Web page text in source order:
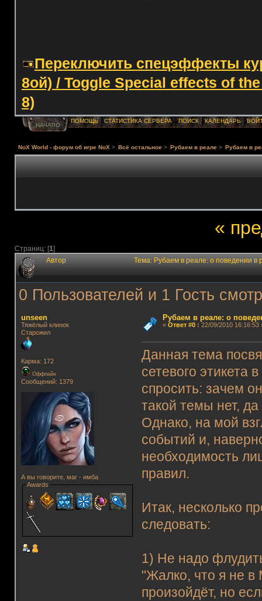
Переключить спецэффекты
8ой) / Toggle Special effects of
8)
НАЧАЛО
ПОМОЩЬ СТАТИСТИКА СЕРВЕРА ПОИСК КАЛЕНДАРЬ
NoX World - форум об игре NoX > Всё остальное > Рубаем в реале > Рубаем в
«
Страниц: [1]
Автор Тема: Рубаем в реале: о поведении
0 Пользователей и 1 Гость
unseen
Тяжёлый клинок
Старожил
Карма: 172
Оффлайн
Сообщений: 1379
А вы говорите, маг - имба
Awards
Рубаем в реале: о
« Ответ #0: 22/09/2010 16:16:53
Данная тема
сетевого этикета
спросить: зачем
такой темы нет,
Однако, на мой
событий и,
необходимость
правил.
Итак, несколько
следовать:
1) Не надо
"Жалко, что я не в
произойдёт, но